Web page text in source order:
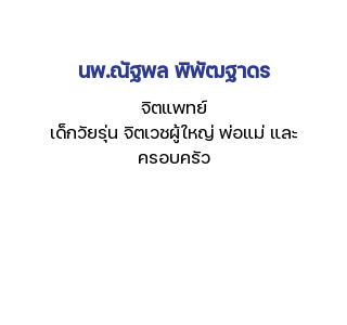
นพ.ณัฐพล พิพัฒฐาดร
จิตแพทย์
เด็กวัยรุ่น จิตเวชผู้ใหญ่ พ่อแม่ และ
ครอบครัว